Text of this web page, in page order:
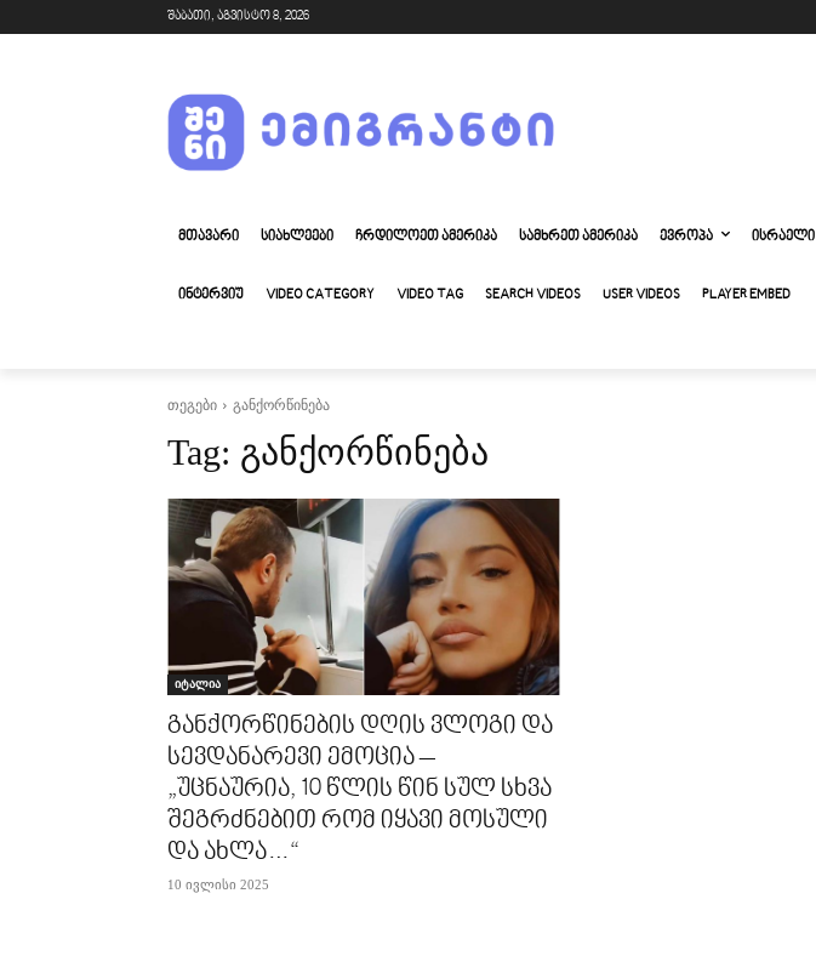
შაბათი, აგვისტო 8, 2026
ᲛᲗᲐᲕᲐᲠᲘ ᲡᲘᲐᲮᲚᲔᲔᲑᲘ ᲩᲠᲓᲘᲚᲝᲔᲗ ᲐᲛᲔᲠᲘᲙᲐ ᲡᲐᲛᲮᲠᲔᲗ ᲐᲛᲔᲠᲘᲙᲐ ᲔᲕᲠᲝᲞᲐ ᲘᲡᲠᲐᲔᲚᲘ
ᲘᲜᲢᲔᲠᲕᲘᲣ VIDEO CATEGORY VIDEO TAG SEARCH VIDEOS USER VIDEOS PLAYER EMBED
თეგები განქორწინება
Tag: განქორწინება
იტალია
განქორწინების დღის ვლოგი და
სევდანარევი ემოცია –
„უცნაურია, 10 წლის წინ სულ სხვა
შეგრძნებით რომ იყავი მოსული
და ახლა…“
10 ივლისი 2025